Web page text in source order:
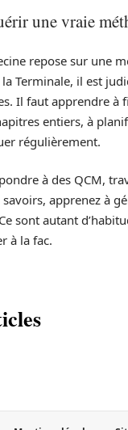
une vraie
repose sur une
Terminale, il est
Il faut apprendre à
entiers, à
régulièrement.
à des QCM,
apprenez à
sont autant
à la fac.